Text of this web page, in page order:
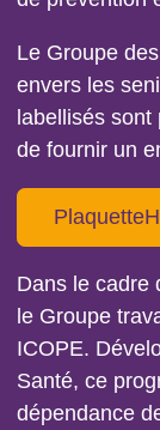
Le Groupe
envers les
labellisés sont
de fournir un
Document
Dans le cadre
le Groupe
ICOPE.
Santé, ce
dépendance